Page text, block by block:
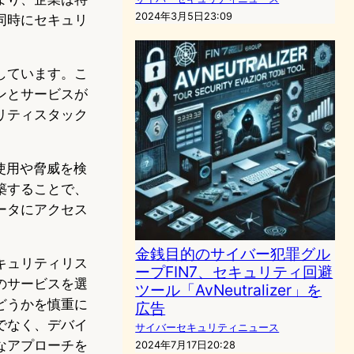
時にセキュリ
います。こ
とサービスが
ティスタック
用や脅威を検
ることで、
タにアクセス
ュリティリス
サービスを選
うかを慎重に
なく、デバイ
アプローチを
2024年3月5日23:09
金銭目的のサイバー犯罪グル
ープFIN7、セキュリティ回避
ツール「AvNeutralizer」を
広告
サイバーセキュリティニュース
2024年7月17日20:28